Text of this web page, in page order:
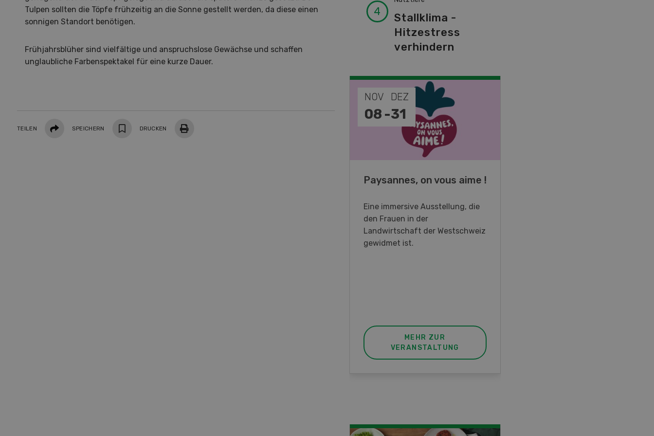
Tulpen sollten die Töpfe frühzeitig an die Sonne gestellt werden, da diese einen
sonnigen Standort benötigen.
Frühjahrsblüher sind vielfältige und anspruchslose Gewächse und schaffen
unglaubliche Farbenspektakel für eine kurze Dauer.
TEILEN Teilen SPEICHERN DRUCKEN
Stallklima -
Hitzestress
verhindern
10-11
NOV
08 -
DEZ
31
Paysannes, on vous aime !
Eine immersive Ausstellung, die
den Frauen in der
Landwirtschaft der Westschweiz
gewidmet ist.
MEHR ZUR
VERANSTALTUNG